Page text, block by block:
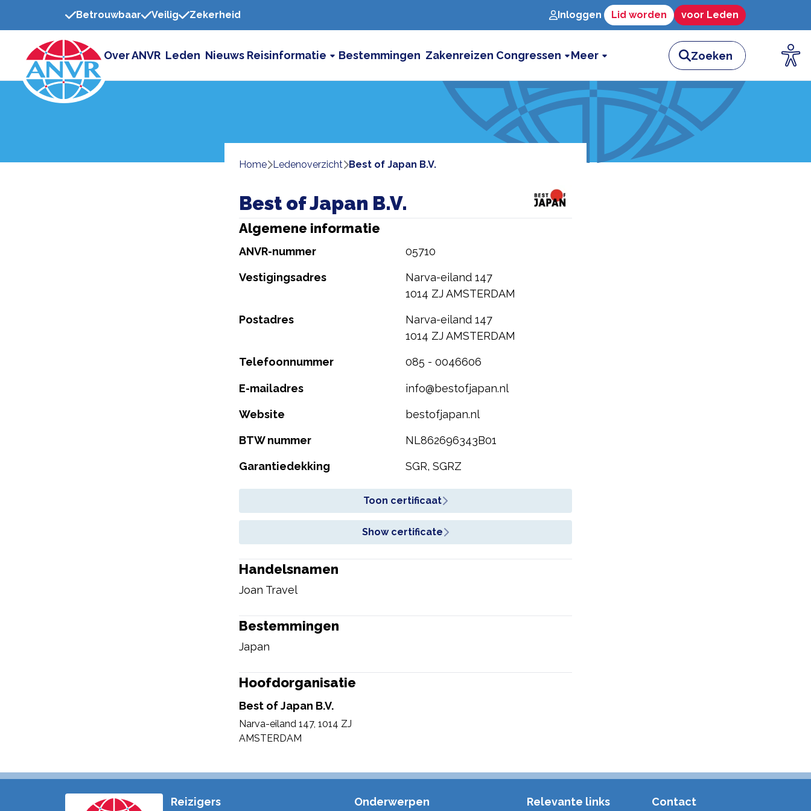
Betrouwbaar Veilig Zekerheid Inloggen Lid worden voor Leden
Over ANVR Leden Nieuws Reisinformatie Bestemmingen Zakenreizen Congressen Meer
Home ledenoverzicht Best of Japan B.V.
Best of Japan B.V.
Algemene informatie
ANVR-nummer 05710
Vestigingsadres
Narva-eiland 147
1014 ZJ AMSTERDAM
Postadres
Narva-eiland 147
1014 ZJ AMSTERDAM
Telefoonnummer 085 - 0046606
E-mailadres info@bestofjapan.nl
Website bestofjapan.nl
BTW nummer NL862696343B01
Garantiedekking SGR, SGRZ
Toon certificaat
Show certificate
Handelsnamen
Joan Travel
Bestemmingen
Japan
Hoofdorganisatie
Best of Japan B.V.
Narva-eiland 147, 1014 ZJ
AMSTERDAM
Reizigers Onderwerpen Relevante links Contact